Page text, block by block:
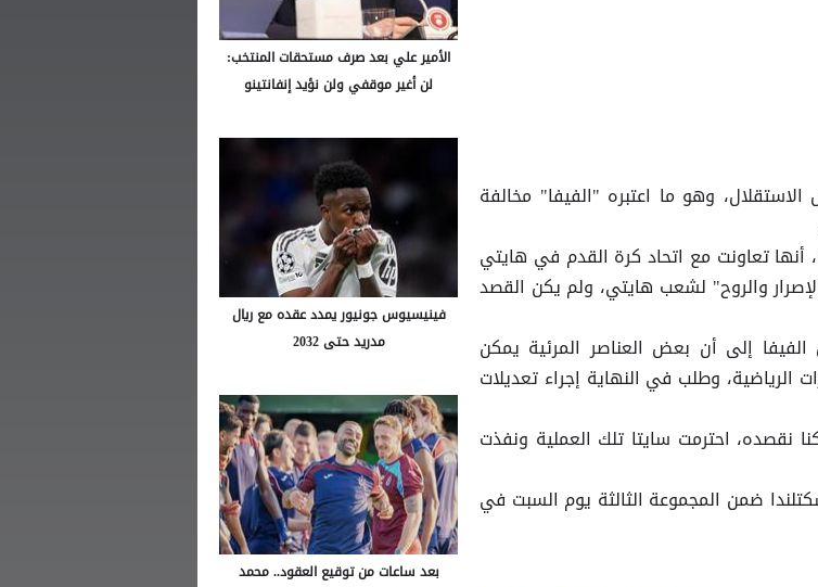
وهو ما اعتبره "الفيفا" مخالفة
أنها تعاونت مع اتحاد كرة القدم في هايتي
والروح" لشعب هايتي، ولم يكن القصد
إلى أن بعض العناصر المرئية يمكن
وطلب في النهاية إجراء تعديلات
نقصده، احترمت سايتا تلك العملية ونفذت
ضمن المجموعة الثالثة يوم السبت في
الأمير علي بعد صرف مستحقات المنتخب:
لن أغير موقفي ولن نؤيد إنفانتينو
فينيسيوس جونيور يمدد عقده مع ريال
مدريد حتى 2032
بعد ساعات من توقيع العقود.. محمد